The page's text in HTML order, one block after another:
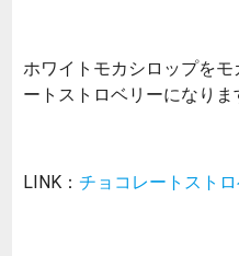
ホワイトモカシロップを
ートストロベリーになりま
LINK： チョコレートスト